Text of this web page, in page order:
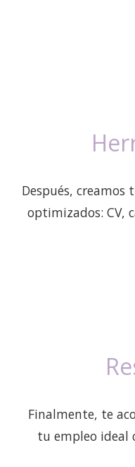
Después, creamos
optimizados: CV,
Finalmente, te
tu empleo ideal